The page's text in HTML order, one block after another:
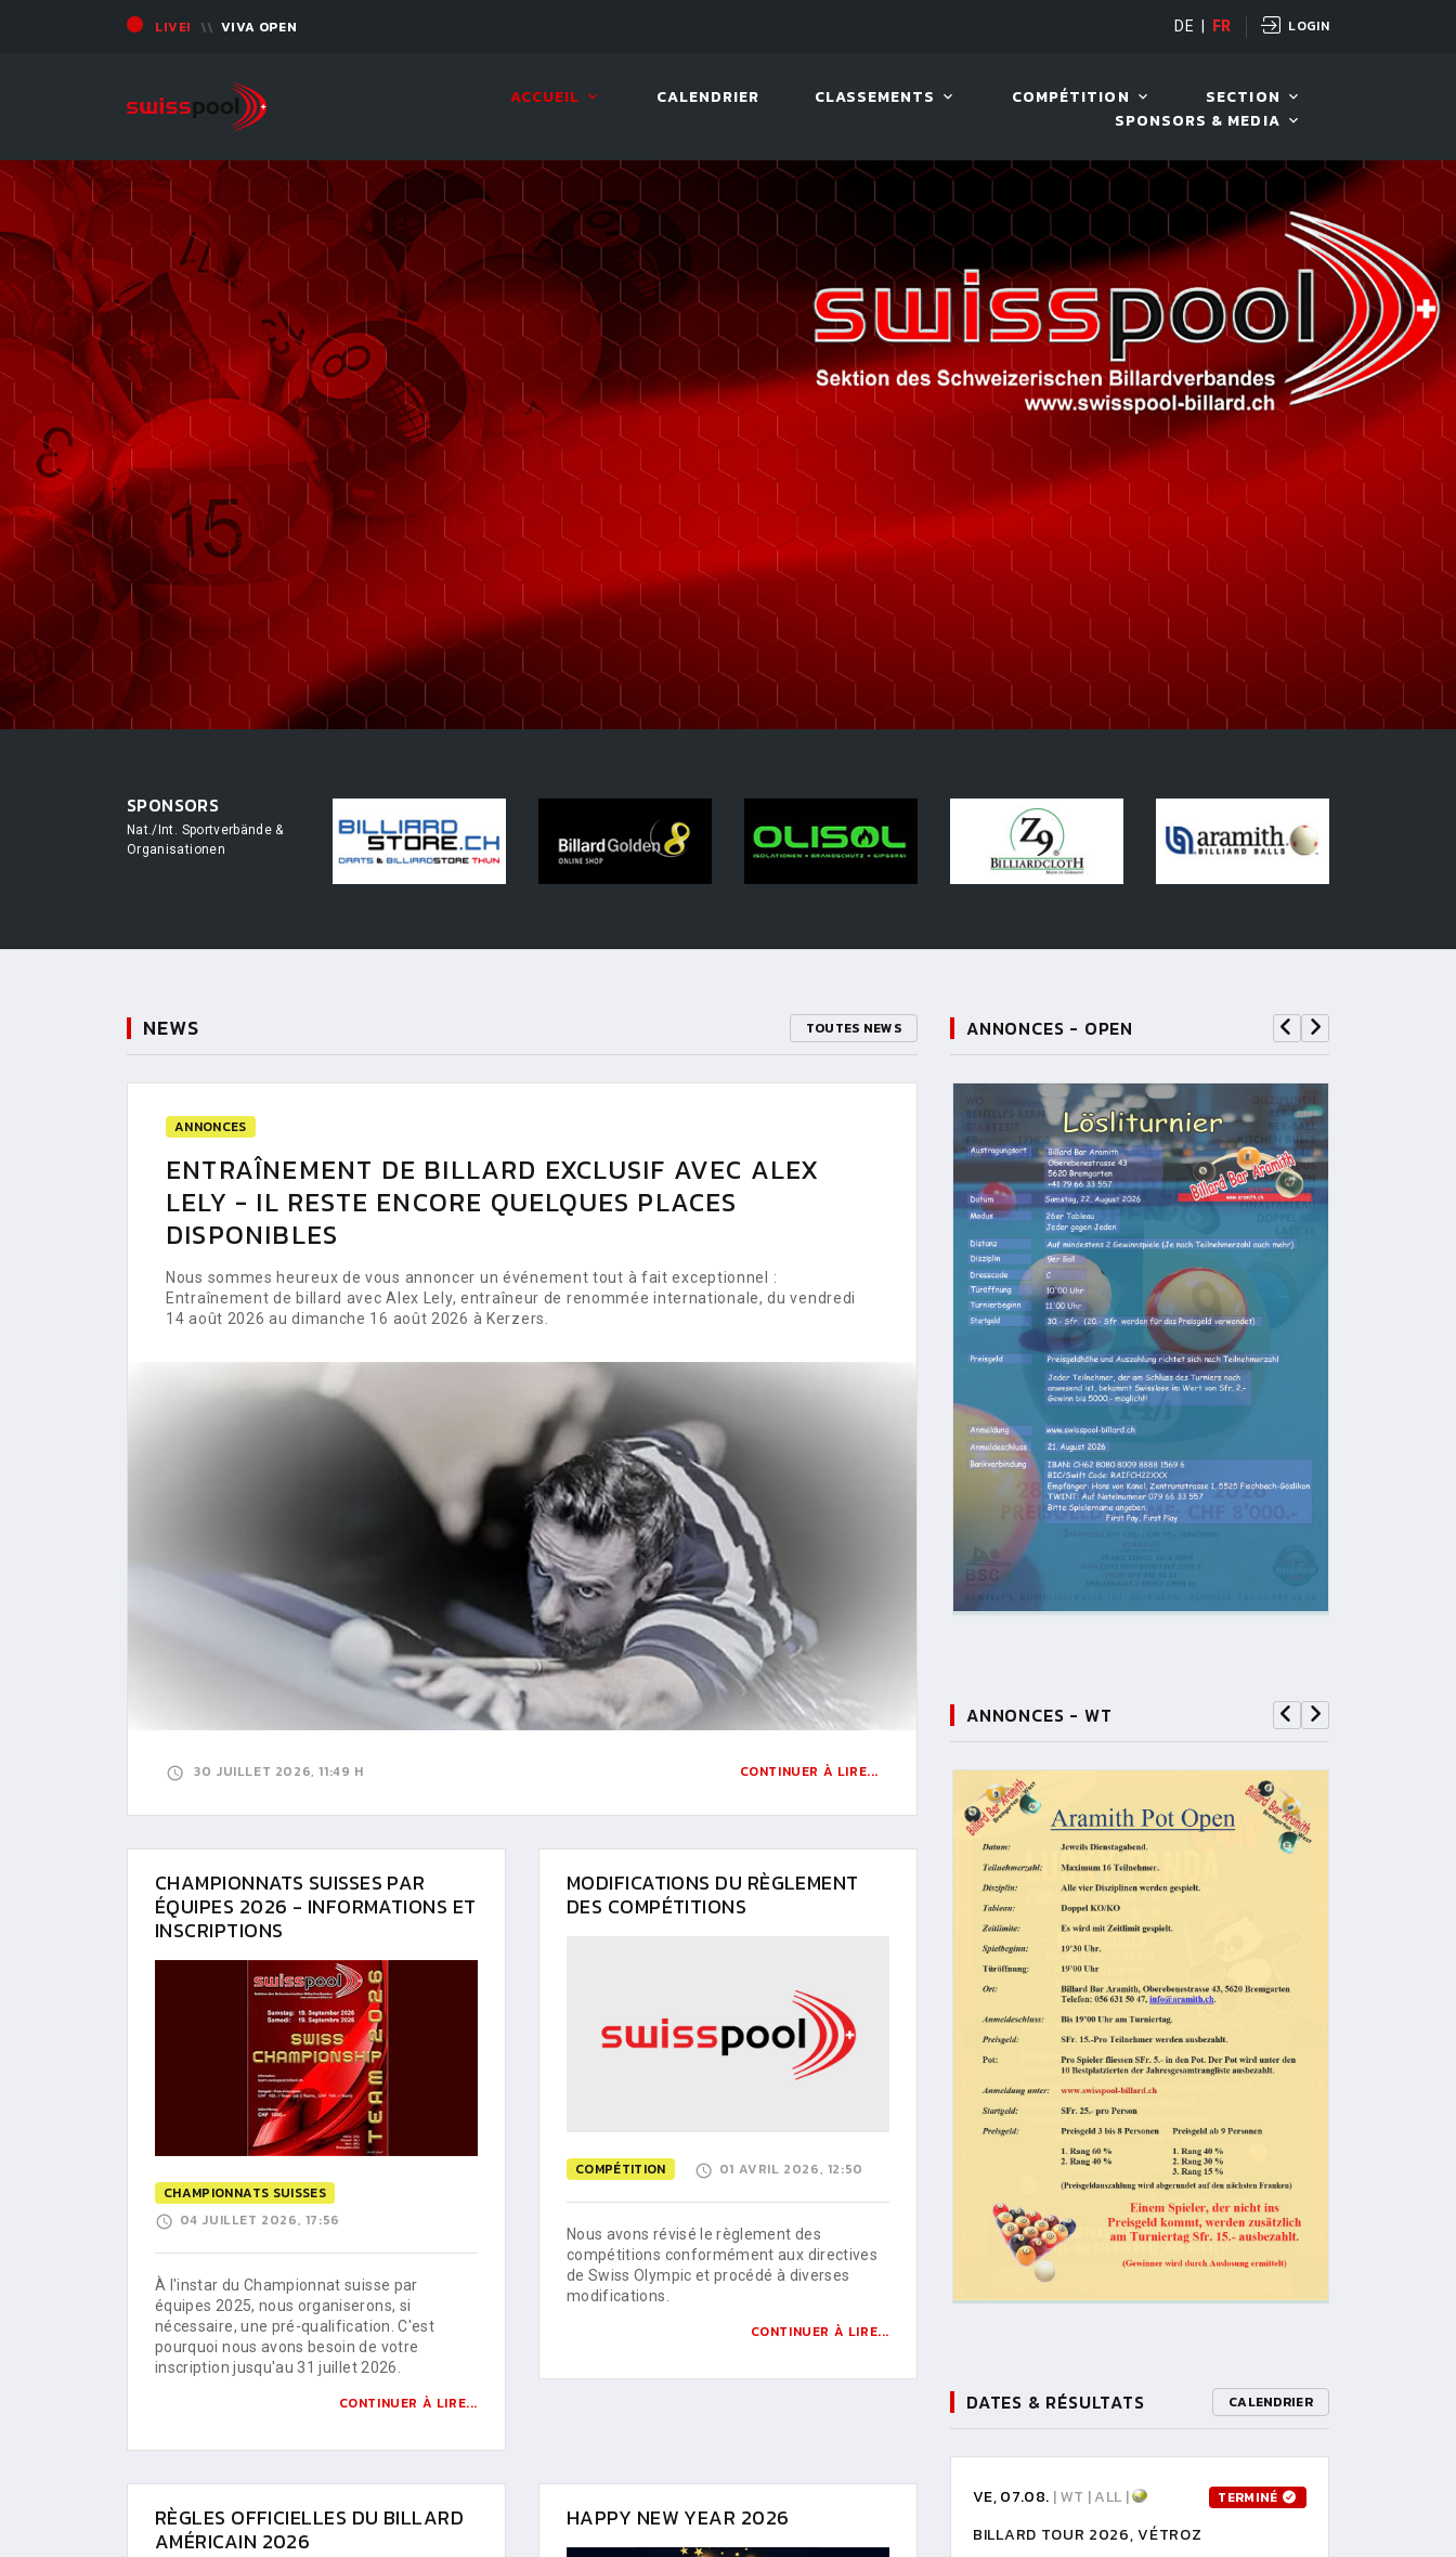
LIVE! VIVA OPEN LIVE! VIVA OPEN
DE FR LOGIN
ACCUEIL CALENDRIER CLASSEMENTS COMPÉTITION
SECTION
SPONSORS & MEDIA
SPONSORS
Nat./Int. Sportverbände &
Organisationen
NEWS TOUTES NEWS
ANNONCES
ENTRAÎNEMENT DE BILLARD EXCLUSIF AVEC ALEX
LELY - IL RESTE ENCORE QUELQUES PLACES
DISPONIBLES
Nous sommes heureux de vous annoncer un événement tout à fait exceptionnel :
Entraînement de billard avec Alex Lely, entraîneur de renommée internationale, du vendredi
14 août 2026 au dimanche 16 août 2026 à Kerzers.
30 JUILLET 2026, 11:49 H CONTINUER À LIRE...
CHAMPIONNATS SUISSES PAR
ÉQUIPES 2026 - INFORMATIONS ET
INSCRIPTIONS
CHAMPIONNATS SUISSES
04 JUILLET 2026, 17:56
À l'instar du Championnat suisse par
équipes 2025, nous organiserons, si
nécessaire, une pré-qualification. C'est
pourquoi nous avons besoin de votre
inscription jusqu'au 31 juillet 2026.
CONTINUER À LIRE...
MODIFICATIONS DU RÈGLEMENT
DES COMPÉTITIONS
COMPÉTITION 01 AVRIL 2026, 12:50
Nous avons révisé le règlement des
compétitions conformément aux directives
de Swiss Olympic et procédé à diverses
modifications.
CONTINUER À LIRE...
RÈGLES OFFICIELLES DU BILLARD
AMÉRICAIN 2026
HAPPY NEW YEAR 2026
ANNONCES - OPEN
ANNONCES - WT
DATES & RÉSULTATS CALENDRIER
VE, 07.08. | WT | ALL | TERMINÉ
BILLARD TOUR 2026, VÉTROZ